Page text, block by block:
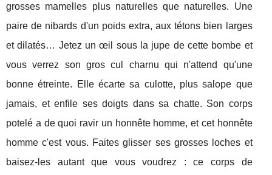
grosses mamelles plus naturelles que naturelles. Une
paire de nibards d'un poids extra, aux tétons bien larges
et dilatés… Jetez un œil sous la jupe de cette bombe et
vous verrez son gros cul charnu qui n'attend qu'une
bonne étreinte. Elle écarte sa culotte, plus salope que
jamais, et enfile ses doigts dans sa chatte. Son corps
potelé a de quoi ravir un honnête homme, et cet honnête
homme c'est vous. Faites glisser ses grosses loches et
baisez-les autant que vous voudrez : ce corps de